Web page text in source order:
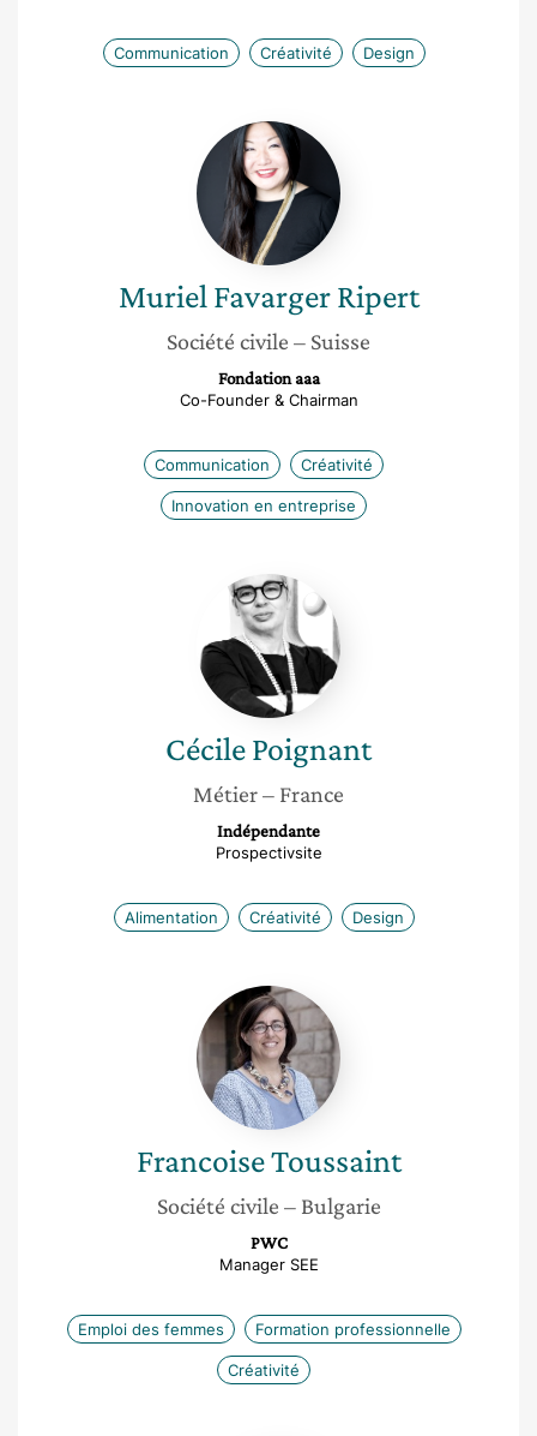
Communication Créativité Design
Muriel
Favarger
Ripert
Muriel Favarger Ripert
Société civile – Suisse
Fondation aaa
Co-Founder & Chairman
Communication Créativité
Innovation en entreprise
Cécile
Poignant
CécilePoignant
Métier– France
Indépendante
Prospectivsite
Alimentation Créativité Design
Francoise
Toussaint
FrancoiseToussaint
Société civile – Bulgarie
PWC
Manager SEE
Emploi des femmes Formation professionnelle
Créativité